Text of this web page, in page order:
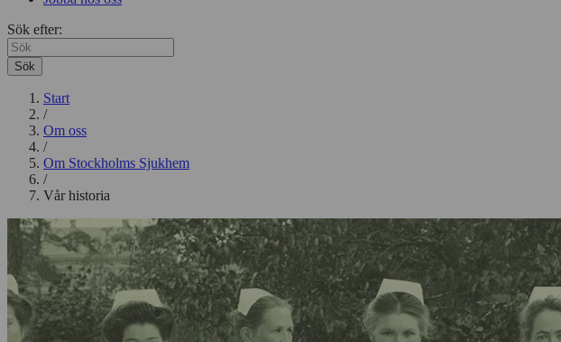
Sök efter:
Sök
Start
/
Om oss
/
Om Stockholms Sjukhem
/
Vår historia